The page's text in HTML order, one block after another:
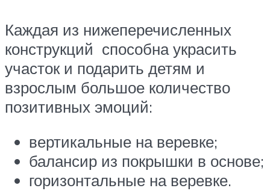
Каждая из нижеперечисленных
конструкций способна украсить
участок и подарить детям и
взрослым большое количество
позитивных эмоций:
вертикальные на веревке;
балансир из покрышки в основе;
горизонтальные на веревке.